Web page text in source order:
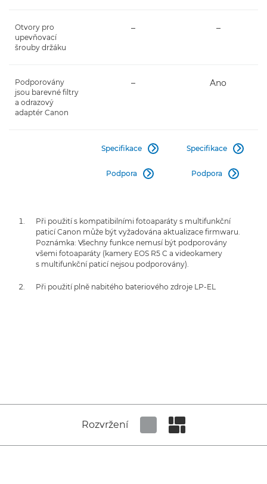
Otvory pro
upevňovací
šrouby držáku
– –
Podporovány
jsou barevné filtry
a odrazový
adaptér Canon
– Ano
Specifikace 
Podpora 
Specifikace 
Podpora 
Při použití s kompatibilními fotoaparáty s multifunkční
paticí Canon může být vyžadována aktualizace firmwaru.
Poznámka: Všechny funkce nemusí být podporovány
všemi fotoaparáty (kamery EOS R5 C a videokamery
s multifunkční paticí nejsou podporovány).
Při použití plně nabitého bateriového zdroje LP-EL
Rozvržení